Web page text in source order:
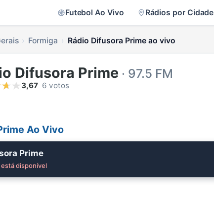
Futebol Ao Vivo Rádios por Cidade
Formiga Rádio Difusora Prime ao vivo
Difusora Prime · 97.5 FM
3,67 6 votos
Ao Vivo
Prime
está disponível